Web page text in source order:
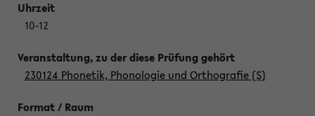
10-12
230124 Phonetik, Phonologie und Orthografie (S)